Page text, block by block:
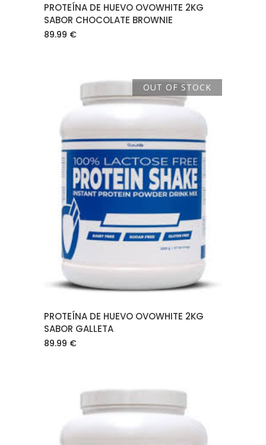
PROTEÍNA DE HUEVO OVOWHITE 2KG
SABOR CHOCOLATE BROWNIE
89.99 €
OUT OF STOCK
LEER MÁS
PROTEÍNA DE HUEVO OVOWHITE 2KG
SABOR GALLETA
89.99 €